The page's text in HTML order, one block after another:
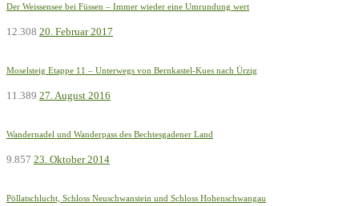
Der Weissensee bei Füssen – Immer wieder eine Umrundung wert
12.308 20. Februar 2017
Moselsteig Etappe 11 – Unterwegs von Bernkastel-Kues nach Ürzig
11.389 27. August 2016
Wandernadel und Wanderpass des Bechtesgadener Land
9.857 23. Oktober 2014
Pöllatschlucht, Schloss Neuschwanstein und Schloss Hohenschwangau